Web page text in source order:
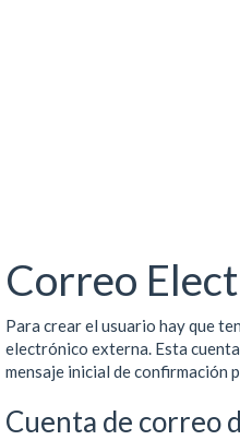
Correo
Para crear el usuario hay que
electrónico externa. Esta
mensaje inicial de confirmación
Cuenta de correo